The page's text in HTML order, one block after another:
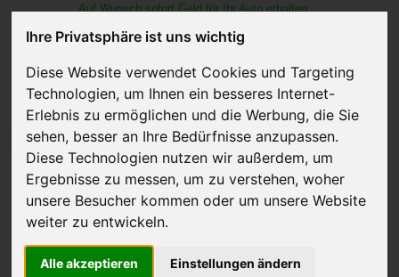
Ihre Privatsphäre ist uns wichtig
Diese Website verwendet Cookies und Targeting
Technologien, um Ihnen ein besseres Internet-
Erlebnis zu ermöglichen und die Werbung, die Sie
sehen, besser an Ihre Bedürfnisse anzupassen.
Diese Technologien nutzen wir außerdem, um
Ergebnisse zu messen, um zu verstehen, woher
unsere Besucher kommen oder um unsere Website
weiter zu entwickeln.
Alle akzeptieren Einstellungen ändern
Auf Wunsch sofort Geld für Ihr Auto erhalten
JETZT KOSTENLOSE BEWERTUNG
Kostenloses Angebotfür den Ankauf Ihres Autos inklusive der
Abholung, auf Wunsch sofort Geld. Ihre Daten werden nicht mit Dritten
Wir garantieren 100% Sicherheit.